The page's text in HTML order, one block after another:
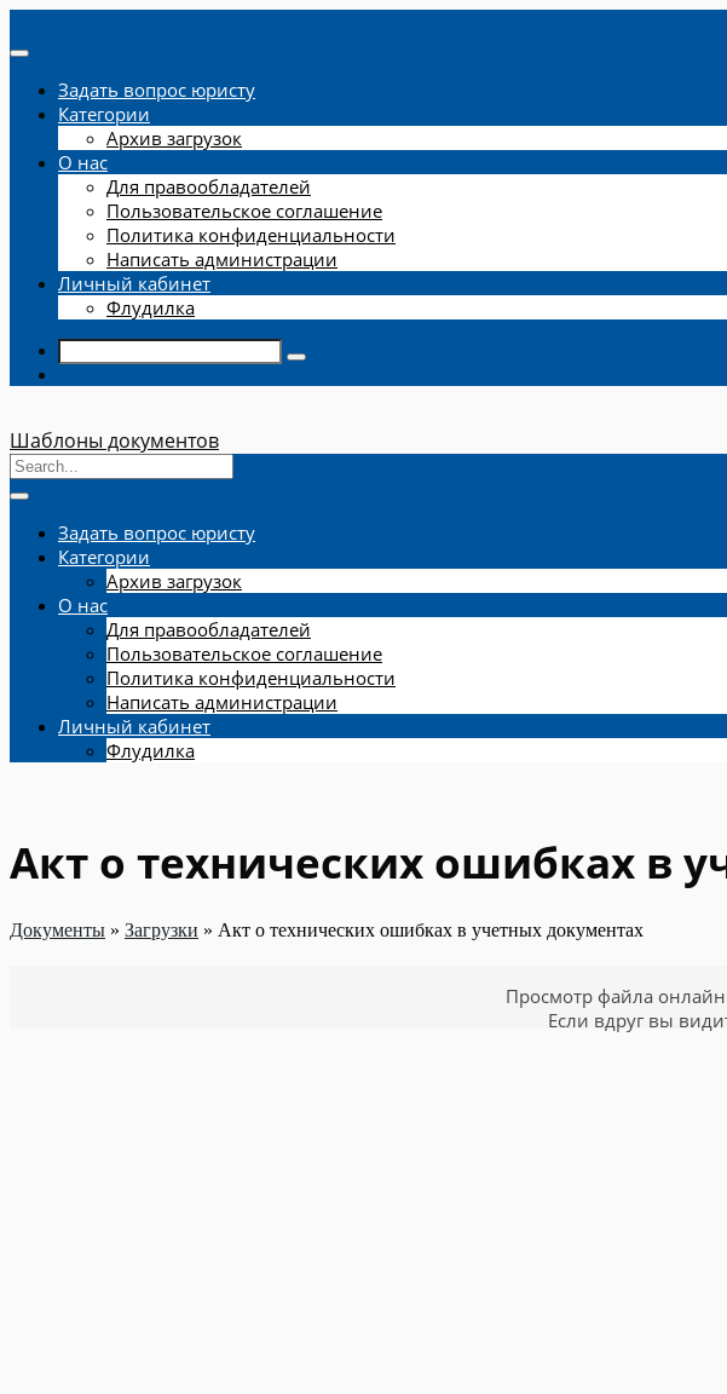
Задать вопрос юристу
Категории
Архив загрузок
О нас
Для правообладателей
Пользовательское соглашение
Политика конфиденциальности
Написать администрации
Личный кабинет
Флудилка
Шаблоны документов
Задать вопрос юристу
Категории
Архив загрузок
О нас
Для правообладателей
Пользовательское соглашение
Политика конфиденциальности
Написать администрации
Личный кабинет
Флудилка
Акт о технических ошибках в
Документы » Загрузки » Акт о технических ошибках в учетных документах
Просмотр файла
Если вдруг вы